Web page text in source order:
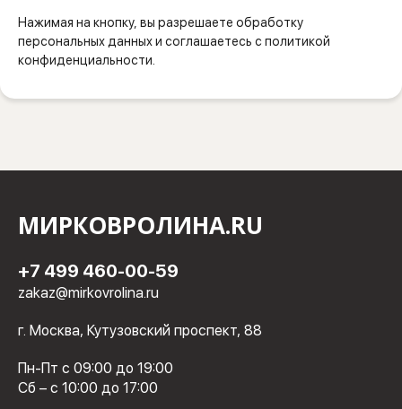
Нажимая на кнопку, вы разрешаете обработку
персональных данных и соглашаетесь с политикой
конфиденциальности.
МИРКОВРОЛИНА.RU
+7 499 460-00-59
zakaz@mirkovrolina.ru
г. Москва, Кутузовский проспект, 88
Пн-Пт с 09:00 до 19:00
Сб – с 10:00 до 17:00